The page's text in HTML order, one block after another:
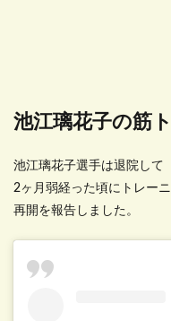
池江璃花子の筋
池江璃花子選手は退院して
2ヶ月弱経った頃にトレー
再開を報告しました。